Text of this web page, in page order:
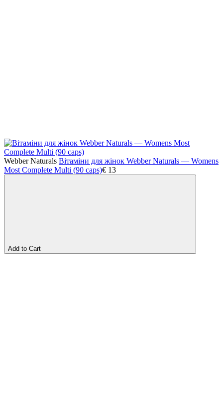
Webber Naturals Вітаміни для жінок Webber Naturals — Womens
Most Complete Multi (90 caps)€ 13
Add to Cart